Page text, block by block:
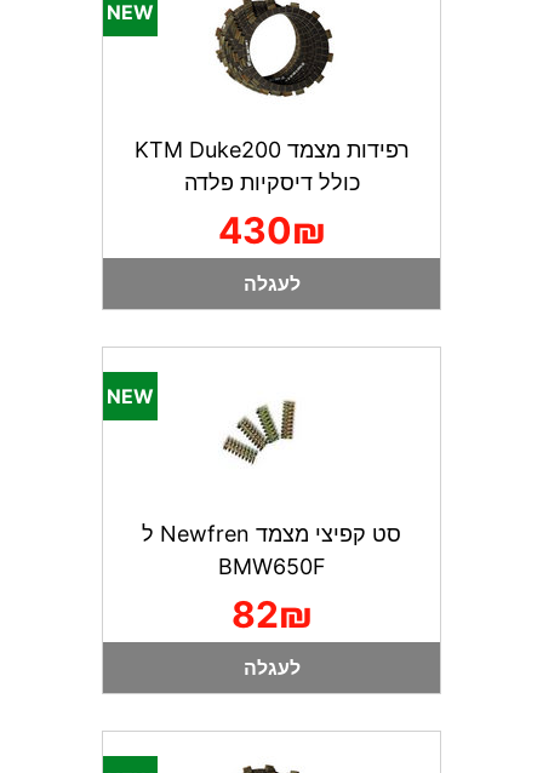
רפידות מצמד KTM Duke200
כולל דיסקיות פלדה
430₪
לעגלה
סט קפיצי מצמד Newfren ל
BMW650F
82₪
לעגלה